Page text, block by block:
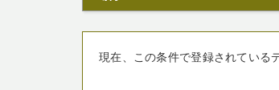
現在、この条件で登録されている